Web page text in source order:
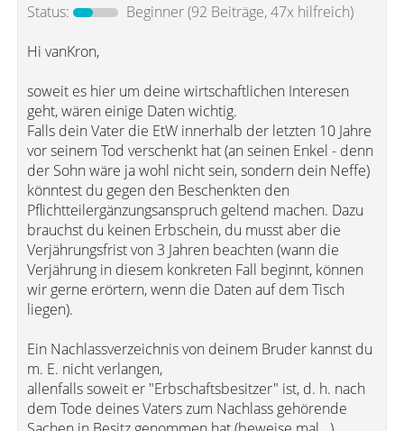
Status:
Beginner(92 Beiträge, 47x hilfreich)
Hi vanKron,
soweit es hier um deine wirtschaftlichen Interesen
geht, wären einige Daten wichtig.
Falls dein Vater die EtW innerhalb der letzten 10 Jahre
vor seinem Tod verschenkt hat (an seinen Enkel - denn
der Sohn wäre ja wohl nicht sein, sondern dein Neffe)
könntest du gegen den Beschenkten den
Pflichtteilergänzungsanspruch geltend machen. Dazu
brauchst du keinen Erbschein, du musst aber die
Verjährungsfrist von 3 Jahren beachten (wann die
Verjährung in diesem konkreten Fall beginnt, können
wir gerne erörtern, wenn die Daten auf dem Tisch
liegen).
Ein Nachlassverzeichnis von deinem Bruder kannst du
m. E. nicht verlangen,
allenfalls soweit er "Erbschaftsbesitzer" ist, d. h. nach
dem Tode deines Vaters zum Nachlass gehörende